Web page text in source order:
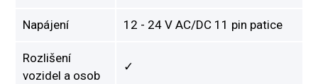
Napájení 12 - 24 V AC/DC 11 pin patice
Rozlišení
vozidel a osob
✓